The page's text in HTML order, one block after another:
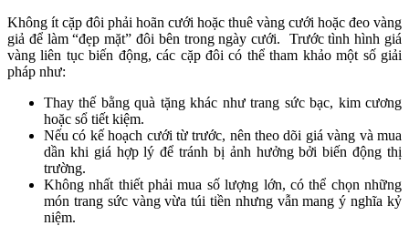
Không ít cặp đôi phải hoãn cưới hoặc thuê vàng cưới hoặc đeo vàng
giả để làm “đẹp mặt” đôi bên trong ngày cưới. Trước tình hình giá
vàng liên tục biến động, các cặp đôi có thể tham khảo một số giải
pháp như:
Thay thế bằng quà tặng khác như trang sức bạc, kim cương
hoặc sổ tiết kiệm.
Nếu có kế hoạch cưới từ trước, nên theo dõi giá vàng và mua
dần khi giá hợp lý để tránh bị ảnh hưởng bởi biến động thị
trường.
Không nhất thiết phải mua số lượng lớn, có thể chọn những
món trang sức vàng vừa túi tiền nhưng vẫn mang ý nghĩa kỷ
niệm.